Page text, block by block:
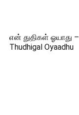
என் துதிகள் ஓயாது –
Thudhigal Oyaadhu